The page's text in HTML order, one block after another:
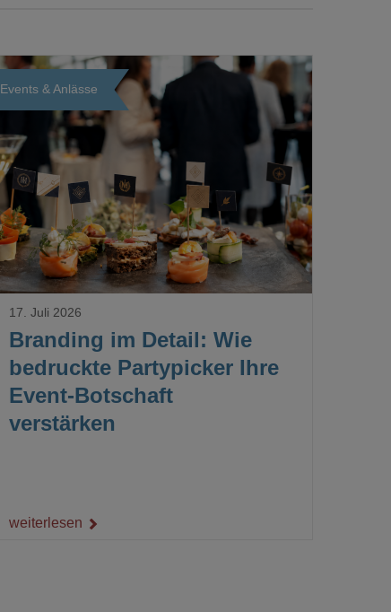
Events & Anlässe
Branding im Detail: Wie
bedruckte Partypicker Ihre
Event-Botschaft
verstärken
17. Juli 2026
weiterlesen